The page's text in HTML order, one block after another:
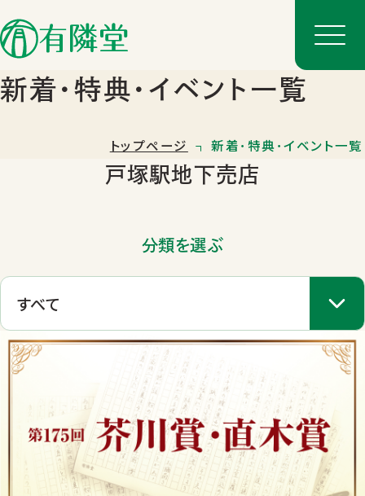
店舗一覧
新着･特典･イベント一覧
トップページ 新着･特典･イベント一覧
戸塚駅地下売店
分類を選ぶ